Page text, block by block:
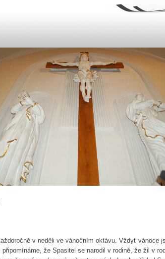
v neděli ve vánočním oktávu. Vždyť vánoce
že Spasitel se narodil v rodině, že žil v